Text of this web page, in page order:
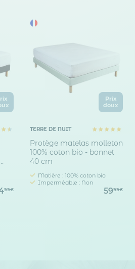
99€
Prix
doux
TERRE DE NUIT
Protège matelas molleton
100% coton bio - bonnet
40 cm
Matière : 100% coton bio
Imperméable : Non
5999€